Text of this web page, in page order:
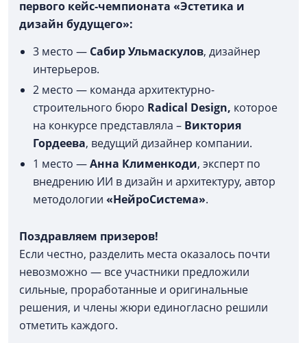
первого кейс-чемпионата «Эстетика и
дизайн будущего»:
3 место — Сабир Ульмаскулов, дизайнер
интерьеров.
2 место — команда архитектурно-
строительного бюро Radical Design, которое
на конкурсе представляла – Виктория
Гордеева, ведущий дизайнер компании.
1 место —Анна Клименкоди, эксперт по
внедрению ИИ в дизайн и архитектуру, автор
методологии «НейроСистема».
Поздравляем призеров!
Если честно, разделить места оказалось почти
невозможно — все участники предложили
сильные, проработанные и оригинальные
решения, и члены жюри единогласно решили
отметить каждого.